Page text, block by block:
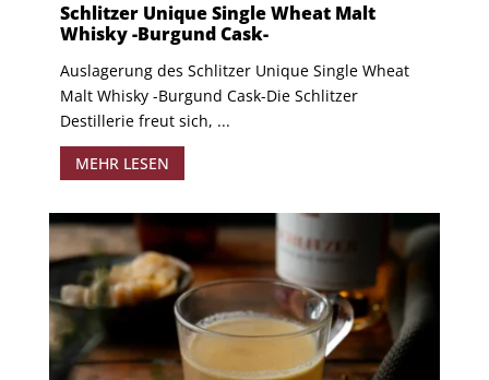
Schlitzer Unique Single Wheat Malt
Whisky -Burgund Cask-
Auslagerung des Schlitzer Unique Single Wheat
Malt Whisky -Burgund Cask- ​Die Schlitzer
Destillerie freut sich, ...
MEHR LESEN